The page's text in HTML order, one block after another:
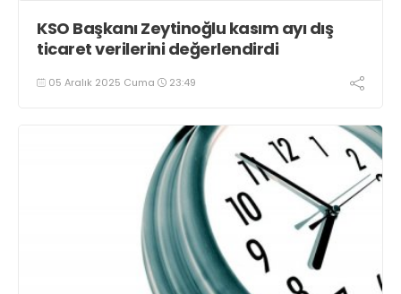
KSO Başkanı Zeytinoğlu kasım ayı dış
ticaret verilerini değerlendirdi
05 Aralık 2025 Cuma 23:49